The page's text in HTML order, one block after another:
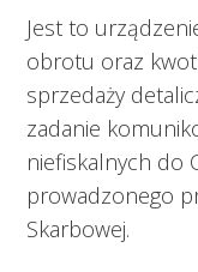
Jest to
obrotu oraz
sprzedaży
zadanie
niefiskalnych do
prowadzonego
Skarbowej.